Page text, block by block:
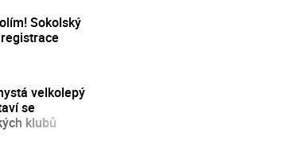
Sokolský
velkolepý
se
klubů